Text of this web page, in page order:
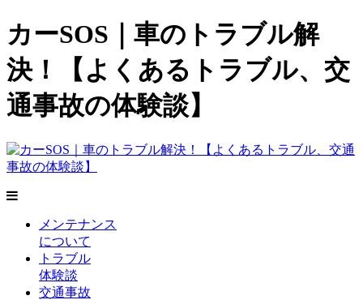
カーSOS｜車のトラブル解
決！【よくあるトラブル、交
通事故の体験談】
メンテナンス
について
トラブル
体験談
交通事故